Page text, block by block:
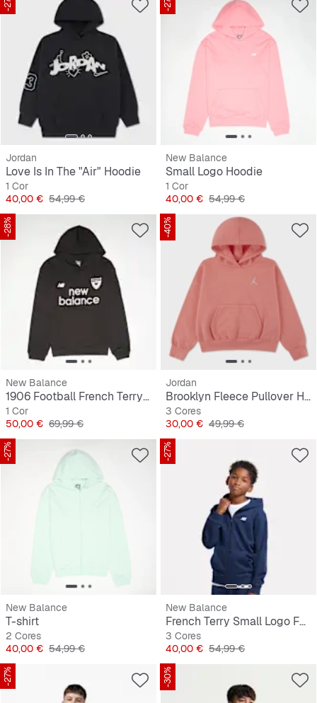
Jordan
Love Is In The "Air" Hoodie
1 Cor
Preço
40,00 € Preço original
54,99 €
New Balance
Small Logo Hoodie
1 Cor
Preço
40,00 € Preço original
54,99 €
-28%
New Balance
1906 Football French Terry Hoodie
1 Cor
Preço
50,00 € Preço original
69,99 €
-40%
Jordan
Brooklyn Fleece Pullover Hoodie
3 Cores
Preço
30,00 € Preço original
49,99 €
-27%
New Balance
T-shirt
2 Cores
Preço
40,00 € Preço original
54,99 €
-27%
New Balance
French Terry Small Logo Full Zip Hoodie
3 Cores
Preço
40,00 € Preço original
54,99 €
-27% -30%